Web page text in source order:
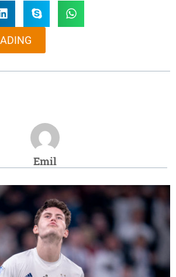
Emil